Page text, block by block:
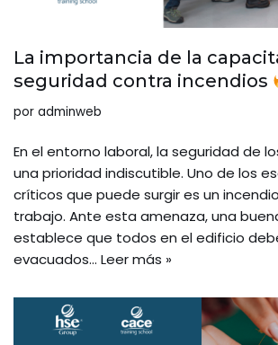
La importancia de la
seguridad contra incendios
por adminweb
En el entorno laboral, la seguridad de
una prioridad indiscutible. Uno de los
críticos que puede surgir es un
trabajo. Ante esta amenaza, una
establece que todos en el edificio
evacuados… Leer más »